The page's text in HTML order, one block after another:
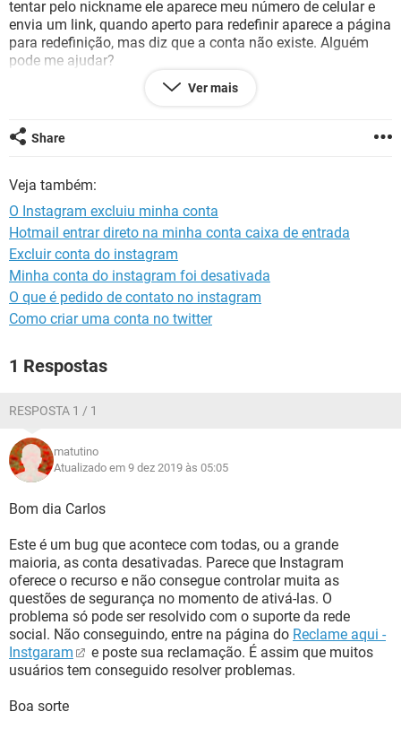
GUIA DE COMPRAS
tentar pelo nickname ele aparece meu número de celular e
envia um link, quando aperto para redefinir aparece a página
para redefinição, mas diz que a conta não existe. Alguém
pode me ajudar?
Configuração:
Ver mais
Share
Veja também:
O Instagram excluiu minha conta
Hotmail entrar direto na minha conta caixa de entrada
Excluir conta do instagram
Minha conta do instagram foi desativada
O que é pedido de contato no instagram
Como criar uma conta no twitter
1 Respostas
RESPOSTA 1 / 1
matutino
Atualizado em 9 dez 2019 às 05:05
Bom dia Carlos
Este é um bug que acontece com todas, ou a grande
maioria, as conta desativadas. Parece que Instagram
oferece o recurso e não consegue controlar muita as
questões de segurança no momento de ativá-las. O
problema só pode ser resolvido com o suporte da rede
social. Não conseguindo, entre na página do Reclame aqui -
Instgaram
e poste sua reclamação. É assim que muitos
usuários tem conseguido resolver problemas.
Boa sorte